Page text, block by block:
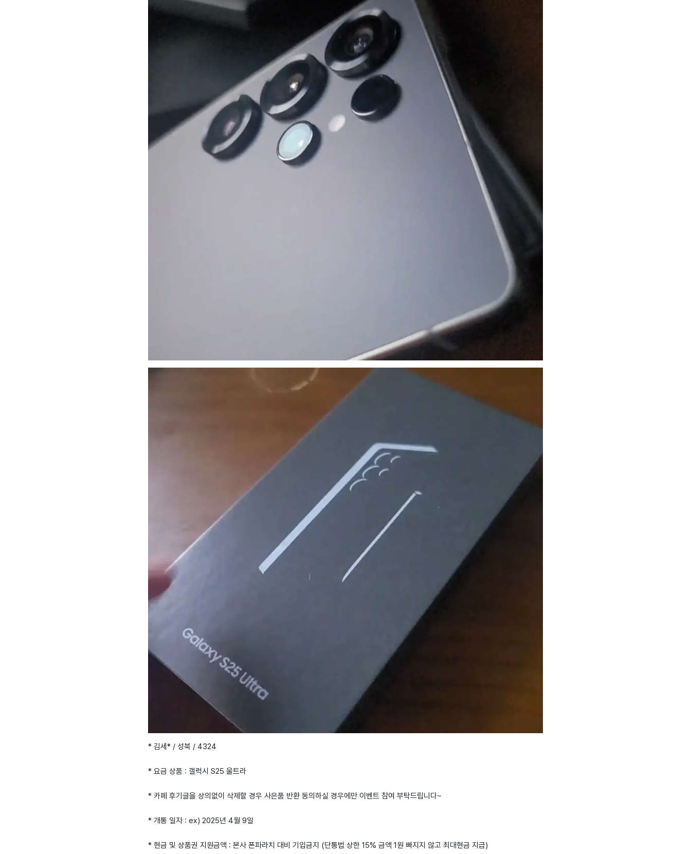
* 김세* / 성북 / 4324
* 요금 상품 : 갤럭시 S25 울트라
* 카페 후기글을 상의없이 삭제할 경우 사은품 반환 동의하실 경우에만 이벤트 참여 부탁드립니다~
* 개통 일자 : ex) 2025년 4월 9일
* 현금 및 상품권 지원금액 : 본사 폰파라치 대비 기입금지 (단통법 상한 15% 금액 1원 빠지지 않고 최대현금 지급)